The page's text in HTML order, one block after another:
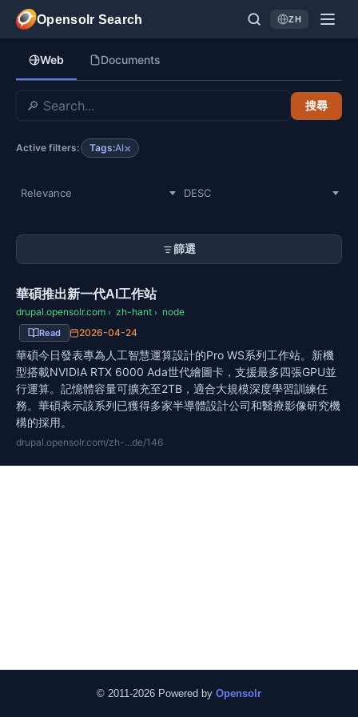
移至主內容
Opensolr Search
Language
ZH
Web Documents
搜尋
Active filters: Tags:AI×
篩選
華碩推出新一代AI工作站
drupal.opensolr.com › zh-hant › node
Read 2026-04-24
華碩今日發表專為人工智慧運算設計的Pro WS系列工作站。新機
型搭載NVIDIA RTX 6000 Ada世代繪圖卡，支援最多四張GPU並
行運算。記憶體容量可擴充至2TB，適合大規模深度學習訓練任
務。華碩表示該系列已獲得多家半導體設計公司和醫療影像研究機
構的採用。
drupal.opensolr.com/zh-...de/146
© 2011-2026 Powered by Opensolr